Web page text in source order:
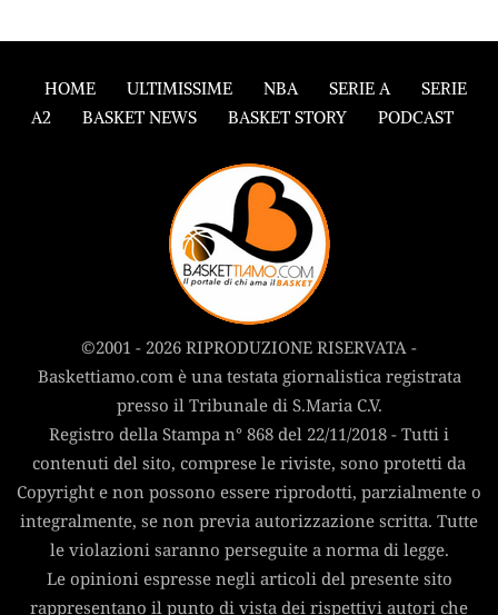
HOME ULTIMISSIME NBA SERIE A
SERIE
A2
BASKET NEWS BASKET STORY PODCAST
©2001 - 2026 RIPRODUZIONE RISERVATA -
Baskettiamo.com è una testata giornalistica registrata
presso il Tribunale di S.Maria C.V.
Registro della Stampa n° 868 del 22/11/2018 - Tutti i
contenuti del sito, comprese le riviste, sono protetti da
Copyright e non possono essere riprodotti, parzialmente o
integralmente, se non previa autorizzazione scritta. Tutte
le violazioni saranno perseguite a norma di legge.
Le opinioni espresse negli articoli del presente sito
rappresentano il punto di vista dei rispettivi autori che